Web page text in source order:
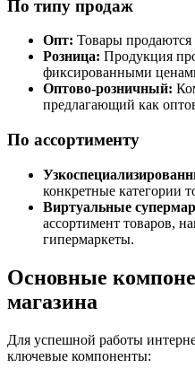
По типу продаж
Опт: Товары продаются
Розница: Продукция
фиксированными
Оптово-розничный:
предлагающий как
По ассортименту
конкретные категории
Виртуальные
ассортимент товаров,
гипермаркеты.
Основные
магазина
Для успешной работы
ключевые компоненты: